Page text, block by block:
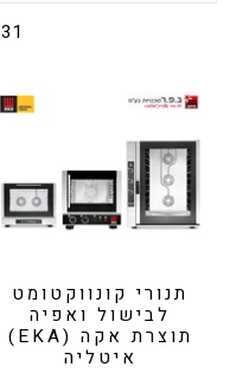
31 מוצרים
תנורי קונווקטומט
לבישול ואפיה
תוצרת אקה (EKA)
איטליה